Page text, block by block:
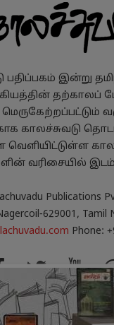
பதிப்பகம் இன்று
தற்காலப்
காலச்சுவடு
வரிசையில்
Publications
629001, Tamil
Phone:
பணத்தைத்